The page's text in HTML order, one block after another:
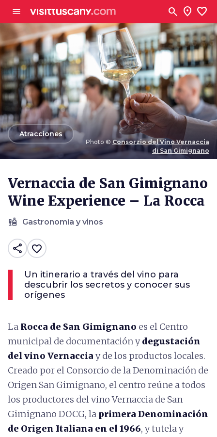
menu search location_on favorite
Gimignano
Photo © Consorzio del Vino Vernaccia
di San Gimignano
arrow_backAtracciones
Vernaccia de San Gimignano
Wine Experience – La Rocca
liquor Gastronomía y vinos
share favorite_border
Un itinerario a través del vino para
descubrir los secretos y conocer sus
orígenes
La Rocca de San Gimignano es el Centro
municipal de documentación ydegustación
del vino Vernaccia y de los productos locales.
Creado por el Consorcio de la Denominación de
Origen San Gimignano, el centro reúne a todos
los productores del vino Vernaccia de San
Gimignano DOCG, la primera Denominación
de Origen Italiana en el 1966, y tutela y